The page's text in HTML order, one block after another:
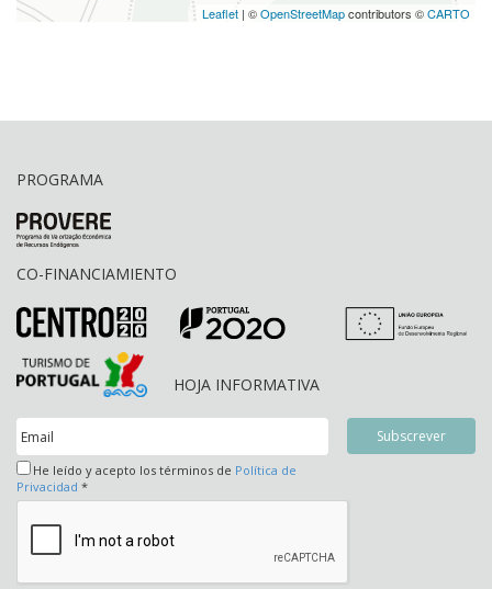
Leaflet | ©OpenStreetMapcontributors ©CARTO
PROGRAMA
CO-FINANCIAMIENTO
HOJA INFORMATIVA
He leído y acepto los términos de Política de
Privacidad *